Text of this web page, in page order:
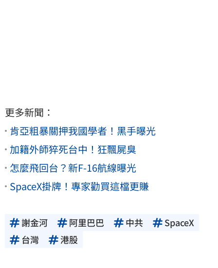
更多新聞：
肯亞粗暴關押我國學者！黑手曝光
加籍外師猝死台中！狂飄屍臭
怎麼飛回台？新F-16航線曝光
SpaceX掛牌！專家勸買這檔更賺
謝金河 阿里巴巴 中共
SpaceX
台灣
港股